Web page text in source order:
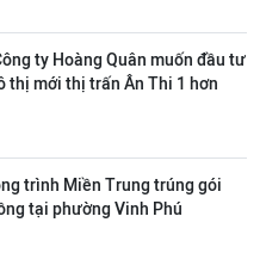
ty Hoàng Quân muốn đầu tư
thị mới thị trấn Ân Thi 1 hơn
trình Miền Trung trúng gói
tại phường Vinh Phú